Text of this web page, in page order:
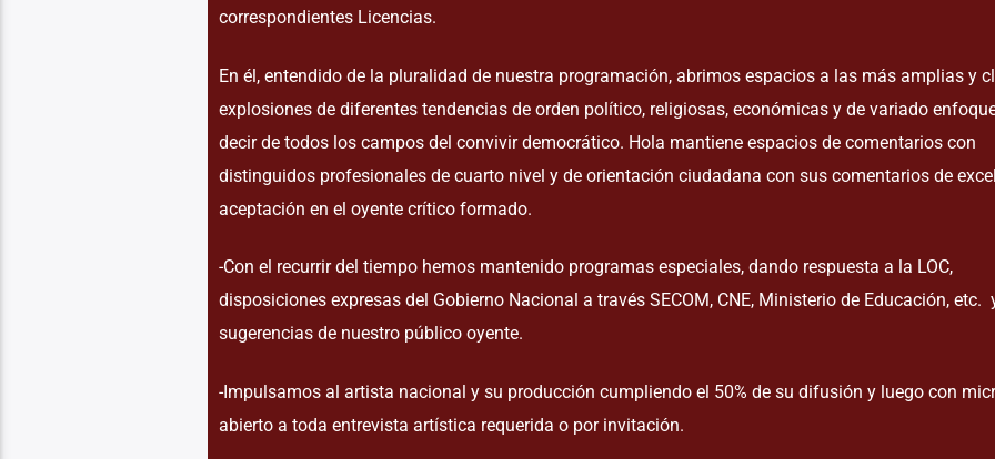
correspondientes Licencias.
En él, entendido de la pluralidad de nuestra programación, abrimos espacios a las más amplias y
explosiones de diferentes tendencias de orden político, religiosas, económicas y de variado
decir de todos los campos del convivir democrático. Hola mantiene espacios de comentarios con
distinguidos profesionales de cuarto nivel y de orientación ciudadana con sus comentarios de
aceptación en el oyente crítico formado.
-Con el recurrir del tiempo hemos mantenido programas especiales, dando respuesta a la LOC,
disposiciones expresas del Gobierno Nacional a través SECOM, CNE, Ministerio de Educación, etc.
sugerencias de nuestro público oyente.
-Impulsamos al artista nacional y su producción cumpliendo el 50% de su difusión y luego con
abierto a toda entrevista artística requerida o por invitación.